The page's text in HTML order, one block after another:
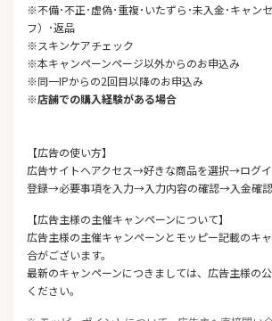
※不備･不正･虚偽･重複･いたずら･未入金･キャン
フ）･返品
※スキンケアチェック
※本キャンペーンページ以外からのお申込み
※同一IPからの2回目以降のお申込み
※店舗での購入経験がある場合
【広告の使い方】
広告サイトへアクセス→好きな商品を選択→ログ
登録→必要事項を入力→入力内容の確認→入金確
【広告主様の主催キャンペーンについて】
広告主様の主催キャンペーンとモッピー記載のキ
合がございます。
最新のキャンペーンにつきましては、広告主様の
ください。